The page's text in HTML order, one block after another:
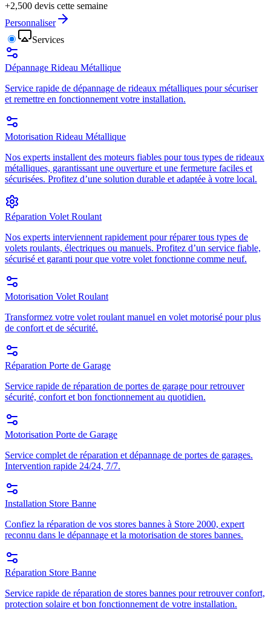
+2,500 devis cette semaine
Personnaliser
Services
Dépannage Rideau Métallique
Service rapide de dépannage de rideaux métalliques pour sécuriser
et remettre en fonctionnement votre installation.
Motorisation Rideau Métallique
Nos experts installent des moteurs fiables pour tous types de rideaux
métalliques, garantissant une ouverture et une fermeture faciles et
sécurisées. Profitez d’une solution durable et adaptée à votre local.
Réparation Volet Roulant
Nos experts interviennent rapidement pour réparer tous types de
volets roulants, électriques ou manuels. Profitez d’un service fiable,
sécurisé et garanti pour que votre volet fonctionne comme neuf.
Motorisation Volet Roulant
Transformez votre volet roulant manuel en volet motorisé pour plus
de confort et de sécurité.
Réparation Porte de Garage
Service rapide de réparation de portes de garage pour retrouver
sécurité, confort et bon fonctionnement au quotidien.
Motorisation Porte de Garage
Service complet de réparation et dépannage de portes de garages.
Intervention rapide 24/24, 7/7.
Installation Store Banne
Confiez la réparation de vos stores bannes à Store 2000, expert
reconnu dans le dépannage et la motorisation de stores bannes.
Réparation Store Banne
Service rapide de réparation de stores bannes pour retrouver confort,
protection solaire et bon fonctionnement de votre installation.